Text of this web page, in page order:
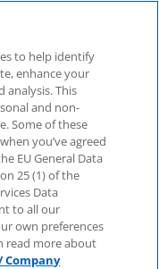
to help identify
enhance your
analysis. This
and non-
Some of these
you’ve agreed
EU General Data
25 (1) of the
Data
to all our
own preferences
read more about
Company